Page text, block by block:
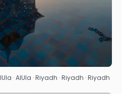
· AlUla · Riyadh · Riyadh · Riyadh